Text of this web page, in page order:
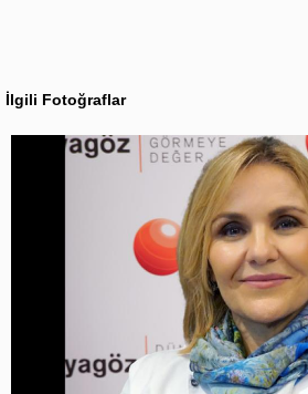
İlgili Fotoğraflar